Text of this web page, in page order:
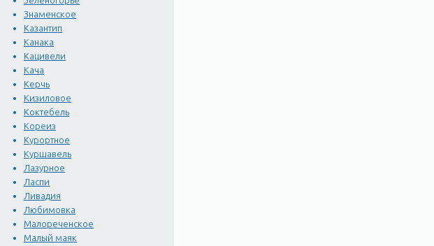
Знаменское
Казантип
Канака
Кацивели
Кача
Керчь
Кизиловое
Коктебель
Кореиз
Курортное
Куршавель
Лазурное
Ласпи
Ливадия
Любимовка
Малореченское
Малый маяк